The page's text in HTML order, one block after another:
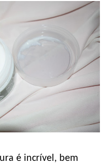
é incrível, bem